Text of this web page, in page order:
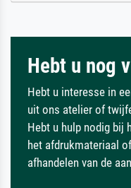
Hebt u nog
Hebt u interesse in
uit ons atelier of
Hebt u hulp nodig bij
het afdrukmateriaal
afhandelen van de